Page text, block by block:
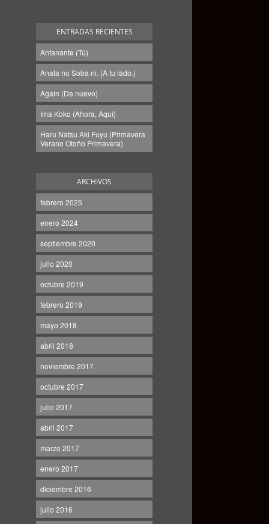
ENTRADAS RECIENTES
Antanante (Tú)
Anata no Soba ni. (A tu lado.)
Again (De nuevo)
Ima Koko (Ahora, Aquí)
Haru Natsu Aki Fuyu (Primavera
Verano Otoño Primavera)
ARCHIVOS
febrero 2025
enero 2024
septiembre 2020
julio 2020
octubre 2019
febrero 2019
mayo 2018
abril 2018
noviembre 2017
octubre 2017
julio 2017
abril 2017
marzo 2017
enero 2017
diciembre 2016
julio 2016